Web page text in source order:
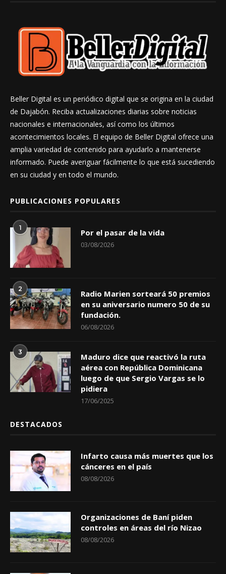
Beller Digital es un periódico digital que se origina en la ciudad
de Dajabón. Reciba actualizaciones diarias sobre noticias
nacionales e internacionales, así como los últimos
acontecimientos locales. El equipo de Beller Digital ofrece una
amplia variedad de contenido para ayudarlo a mantenerse
informado. Puede averiguar fácilmente lo que está sucediendo
en su ciudad y en todo el mundo.
PUBLICACIONES POPULARES
1 Por el pasar de la vida
03/08/2026
2
Radio Marien sorteará 50 premios
en su aniversario numero 50 de su
fundación.
06/08/2026
3
Maduro dice que reactivó la ruta
aérea con República Dominicana
luego de que Sergio Vargas se lo
pidiera
17/06/2025
DESTACADOS
Infarto causa más muertes que los
cánceres en el país
08/08/2026
Organizaciones de Baní piden
controles en áreas del río Nizao
08/08/2026